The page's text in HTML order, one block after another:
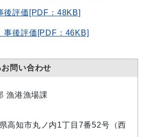
後評価[PDF：48KB]
事後評価[PDF：46KB]
問い合わせ
漁港漁場課
高知市丸ノ内1丁目7番52号（西